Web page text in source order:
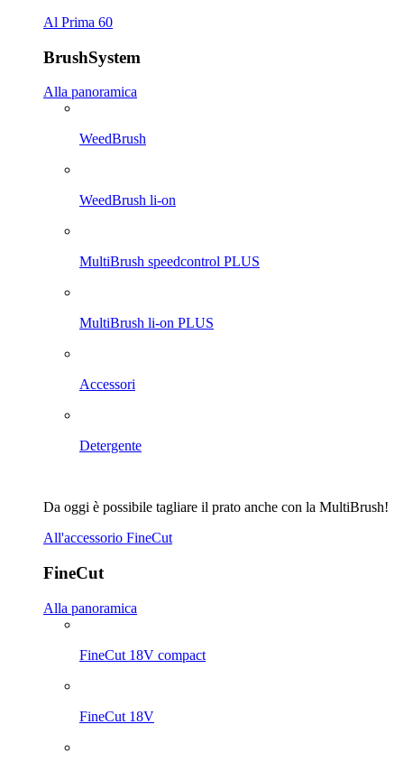
Al Prima 60
BrushSystem
Alla panoramica
WeedBrush
WeedBrush li-on
MultiBrush speedcontrol PLUS
MultiBrush li-on PLUS
Accessori
Detergente
Da oggi è possibile tagliare il prato anche con la MultiBrush!
All'accessorio FineCut
FineCut
Alla panoramica
FineCut 18V compact
FineCut 18V